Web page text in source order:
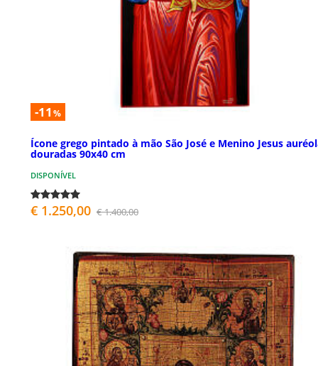
-11 %
Ícone grego pintado à mão São José e Menino Jesus
douradas 90x40 cm
DISPONÍVEL
€ 1.250,00 € 1.400,00